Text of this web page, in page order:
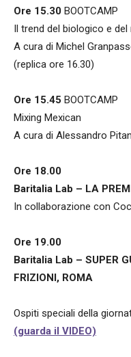
Ore 15.30 BOOTCAMP
Il trend del biologico e del
A cura di Michel
(replica ore 16.30)
Ore 15.45 BOOTCAMP
Mixing Mexican
A cura di Alessandro
Ore 18.00
Baritalia Lab – LA
In collaborazione con
Ore 19.00
Baritalia Lab – SUPER
FRIZIONI, ROMA
Ospiti speciali della
(guarda il VIDEO)